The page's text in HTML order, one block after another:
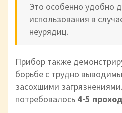
Это особенно удобно
использования в
неурядиц.
Прибор также
борьбе с трудно
засохшими
потребовалось 4-5